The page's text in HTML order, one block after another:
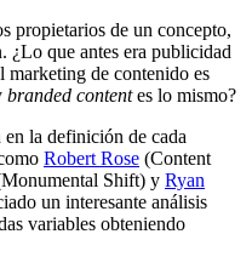
propietarios de un concepto,
¿Lo que antes era publicidad
marketing de contenido es
branded contentes lo mismo?
la definición de cada
Robert Rose (Content
Shift) y Ryan
un interesante análisis
variables obteniendo